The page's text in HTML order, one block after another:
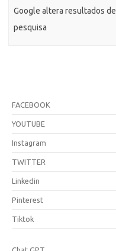
Google altera resultados de
pesquisa
FACEBOOK
YOUTUBE
Instagram
TWITTER
Linkedin
Pinterest
Tiktok